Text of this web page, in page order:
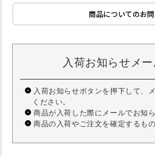
商品についてのお
入荷お知らせメ
入荷お知らせボタンを押下して、
ください。
商品が入荷した際にメールでお知
商品の入荷やご注文を確定するも